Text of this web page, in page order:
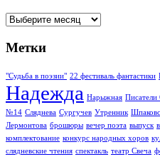
Архивы
Метки
"Судьба в поэзии" 22 фестиваль фантастики
Надежда Нарыжная Писатели
№14 Сляднева Сургучев Утренник
Лермонтова брошюры вечер поэта выпуск
комплектование конкурс народных хоров
слядневские чтения спектакль театр Свеча